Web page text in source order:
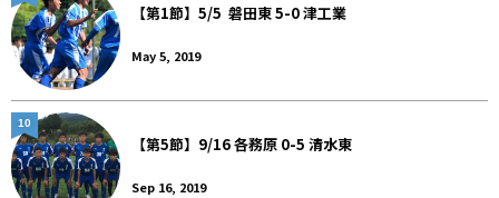
【第1節】5/5 磐田東 5-0 津工業
May 5, 2019
【第5節】9/16 各務原 0-5 清水東
Sep 16, 2019
10